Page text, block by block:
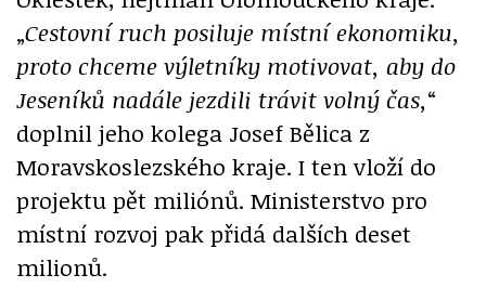
„Cestovní ruch posiluje místní ekonomiku,
proto chceme výletníky motivovat, aby do
Jeseníků nadále jezdili trávit volný čas,“
doplnil jeho kolega Josef Bělica z
Moravskoslezského kraje. I ten vloží do
projektu pět miliónů. Ministerstvo pro
místní rozvoj pak přidá dalších deset
milionů.